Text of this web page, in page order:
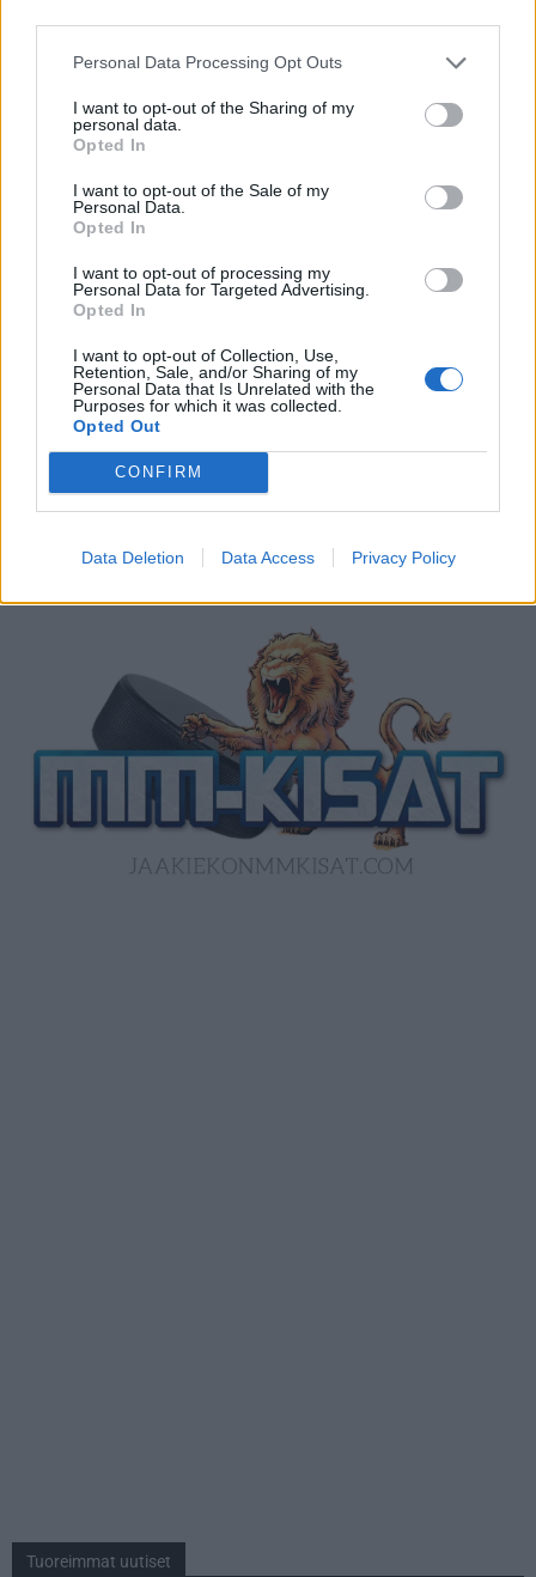
Personal Data Processing Opt Outs
I want to opt-out of the Sharing of my
personal data.
Opted In
I want to opt-out of the Sale of my
Personal Data.
Opted In
I want to opt-out of processing my
Personal Data for Targeted Advertising.
Opted In
I want to opt-out of Collection, Use,
Retention, Sale, and/or Sharing of my
Personal Data that Is Unrelated with the
Purposes for which it was collected.
Opted Out
CONFIRM
Data Deletion Data Access Privacy Policy
valinnoille
LIITTYVÄT ARTIKKELIT
Leijonat julkisti ketjut Sveitsi-peliin –
Aleksander Barkov tekee paluun
kaukaloon
divisioonassa – sai samasta tilanteesta
50 jäähyminuuttia
ottelun ilmaiseksi TV:stä
Tuoreimmat uutiset